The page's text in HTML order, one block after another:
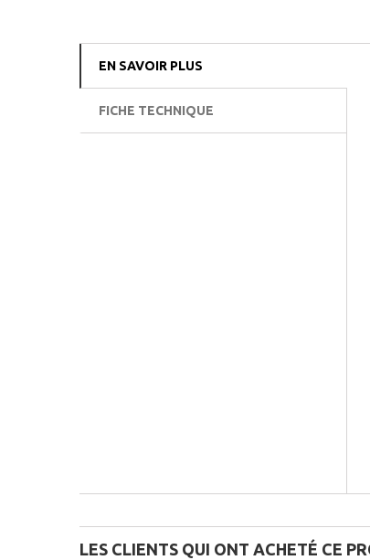
EN SAVOIR PLUS
FICHE TECHNIQUE
LES CLIENTS QUI ONT ACHETÉ CE